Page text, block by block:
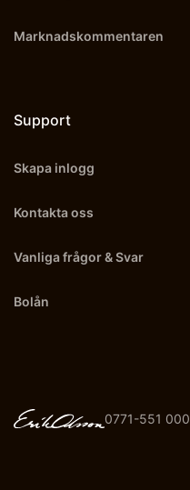
Marknadskommentaren
Support
Skapa inlogg
Kontakta oss
Vanliga frågor & Svar
Bolån
0771-551 000